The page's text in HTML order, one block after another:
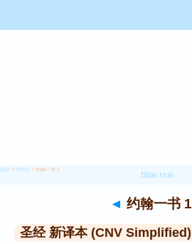
圣经 > CNVS > 约翰一书 1
◄ 约翰一书 1
圣经 新译本 (CNV Simplified)